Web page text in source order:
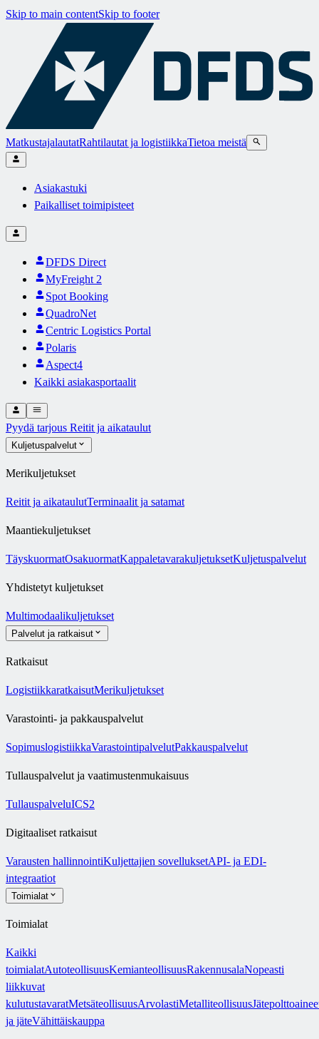
Skip to main contentSkip to footer
MatkustajalautatRahtilautat ja logistiikkaTietoa meistä
Asiakastuki
Paikalliset toimipisteet
DFDS Direct
MyFreight 2
Spot Booking
QuadroNet
Centric Logistics Portal
Polaris
Aspect4
Kaikki asiakasportaalit
Pyydä tarjous Reitit ja aikataulut
Kuljetuspalvelut
Merikuljetukset
Reitit ja aikataulutTerminaalit ja satamat
Maantiekuljetukset
TäyskuormatOsakuormatKappaletavarakuljetuksetKuljetuspalvelut
Yhdistetyt kuljetukset
Multimodaalikuljetukset
Palvelut ja ratkaisut
Ratkaisut
LogistiikkaratkaisutMerikuljetukset
Varastointi- ja pakkauspalvelut
SopimuslogistiikkaVarastointipalvelutPakkauspalvelut
Tullauspalvelut ja vaatimustenmukaisuus
TullauspalveluICS2
Digitaaliset ratkaisut
Varausten hallinnointiKuljettajien sovelluksetAPI- ja EDI-
integraatiot
Toimialat
Toimialat
Kaikki
toimialatAutoteollisuusKemianteollisuusRakennusalaNopeasti
liikkuvat
kulutustavaratMetsäteollisuusArvolastiMetalliteollisuus
ja jäteVähittäiskauppa